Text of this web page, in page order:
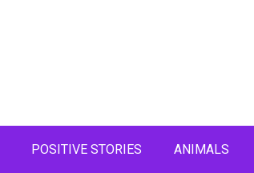
POSITIVE STORIES ANIMALS